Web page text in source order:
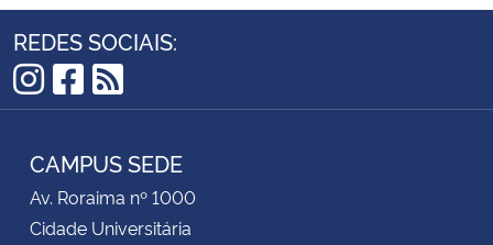
REDES SOCIAIS:
Instagram
Facebook
RSS
CAMPUS SEDE
Av. Roraima nº 1000
Cidade Universitária